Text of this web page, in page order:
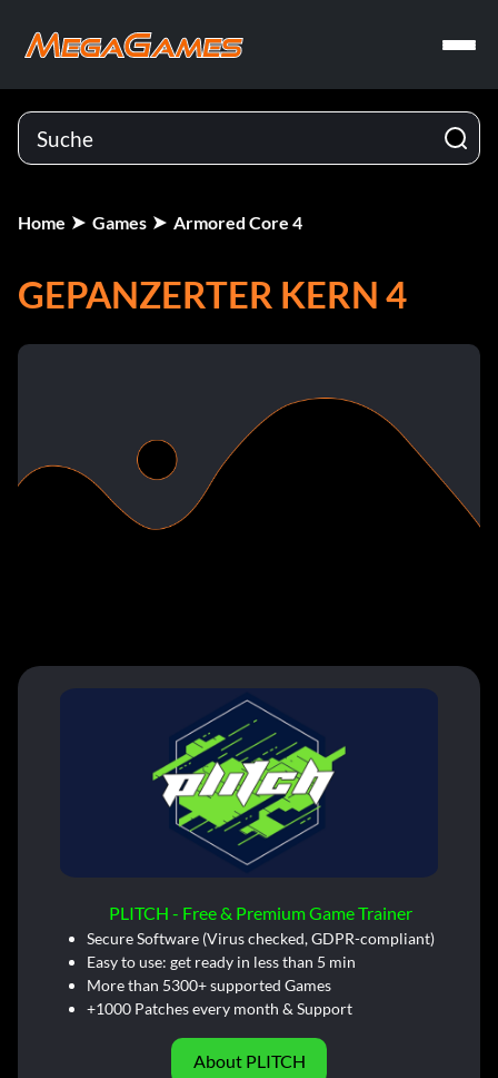
Home Games Armored Core 4
GEPANZERTER KERN 4
PLITCH - Free & Premium Game Trainer
Secure Software (Virus checked, GDPR-compliant)
Easy to use: get ready in less than 5 min
More than 5300+ supported Games
+1000 Patches every month & Support
About PLITCH